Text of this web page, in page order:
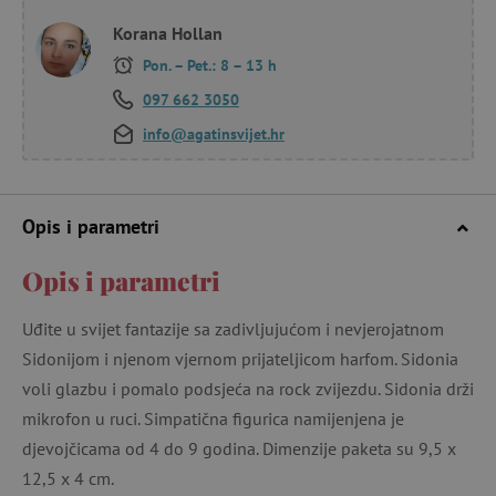
Korana Hollan
Pon. – Pet.: 8 – 13 h
097 662 3050
info@agatinsvijet.hr
Opis i parametri
Opis i parametri
Uđite u svijet fantazije sa zadivljujućom i nevjerojatnom
Sidonijom i njenom vjernom prijateljicom harfom. Sidonia
voli glazbu i pomalo podsjeća na rock zvijezdu. Sidonia drži
mikrofon u ruci. Simpatična figurica namijenjena je
djevojčicama od 4 do 9 godina. Dimenzije paketa su 9,5 x
12,5 x 4 cm.